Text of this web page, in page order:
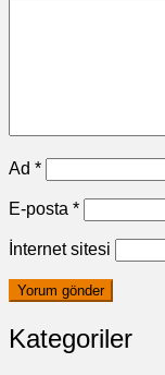
Ad *
E-posta *
İnternet sitesi
Kategoriler